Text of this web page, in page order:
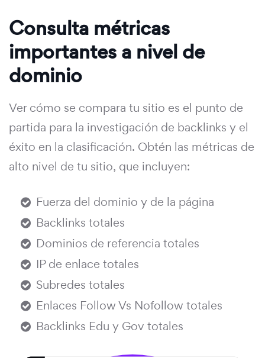
Consulta métricas
importantes a nivel de
dominio
Ver cómo se compara tu sitio es el punto de
partida para la investigación de backlinks y el
éxito en la clasificación. Obtén las métricas de
alto nivel de tu sitio, que incluyen:
Fuerza del dominio y de la página
Backlinks totales
Dominios de referencia totales
IP de enlace totales
Subredes totales
Enlaces Follow Vs Nofollow totales
Backlinks Edu y Gov totales